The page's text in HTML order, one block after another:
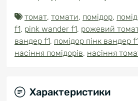
томат, томати, помідор,
f1, pink wander f1, рожевий
вандер f1, помідор пінк вандер f1
насіння помідорів, насіння
Характеристики